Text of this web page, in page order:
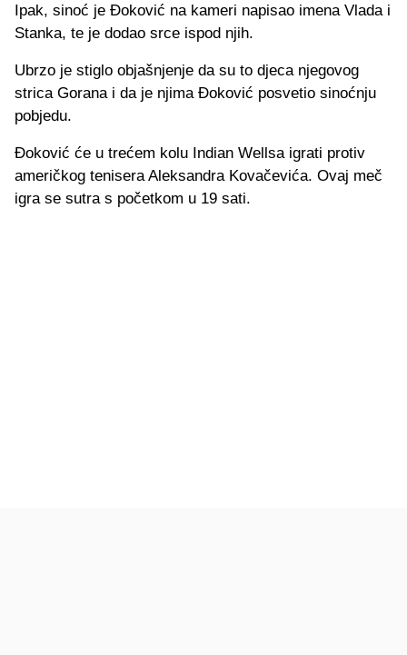
Ipak, sinoć je Đoković na kameri napisao imena Vlada i
Stanka, te je dodao srce ispod njih.
Ubrzo je stiglo objašnjenje da su to djeca njegovog
strica Gorana i da je njima Đoković posvetio sinoćnju
pobjedu.
Đoković će u trećem kolu Indian Wellsa igrati protiv
američkog tenisera Aleksandra Kovačevića. Ovaj meč
igra se sutra s početkom u 19 sati.